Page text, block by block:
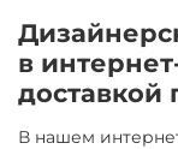
в
доставкой
В нашем